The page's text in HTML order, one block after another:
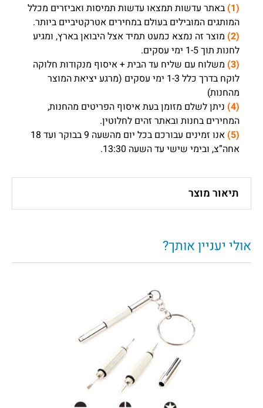
(1)
באתר עדשות תמצאו עדשות תמיסות ואביזרים מכלל
המותגים המובילים בעולם במחירים אטרקטיביים ביותר.
(2)
מוצר זה נמצא כמעט תמיד אצל היבואן בארץ, ומגיע
לחנות תוך 1-5 ימי עסקים.
(3)
משלוח עם שליח עד הבית + איסוף מנקודות חלוקה
לוקח בדרך כלל 1-3 ימי עסקים (מרגע יציאת המוצר
מהחנות)
(4)
ניתן לשלם מזומן בעת איסוף הפריטים מהחנות,
המחירים בחנות ובאתר זהים לחלוטין.
(5)
אנו זמינים עבורכם בכל יום מהשעה 9 בבוקר ועד 18
אחה”צ, ובימי שישי עד השעה 13:30.
תיאור מוצר
אולי יעניין אותך?